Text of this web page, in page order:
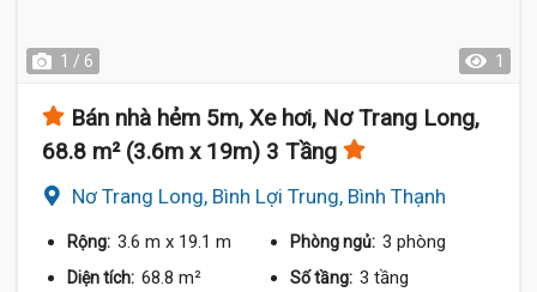
1 / 6 1
Bán nhà hẻm 5m, Xe hơi, Nơ Trang Long,
68.8 m² (3.6m x 19m) 3 Tầng
Nơ Trang Long, Bình Lợi Trung, Bình Thạnh
Rộng: 3.6 m x 19.1 m Phòng ngủ: 3 phòng
Diện tích: 68.8 m² Số tầng: 3 tầng